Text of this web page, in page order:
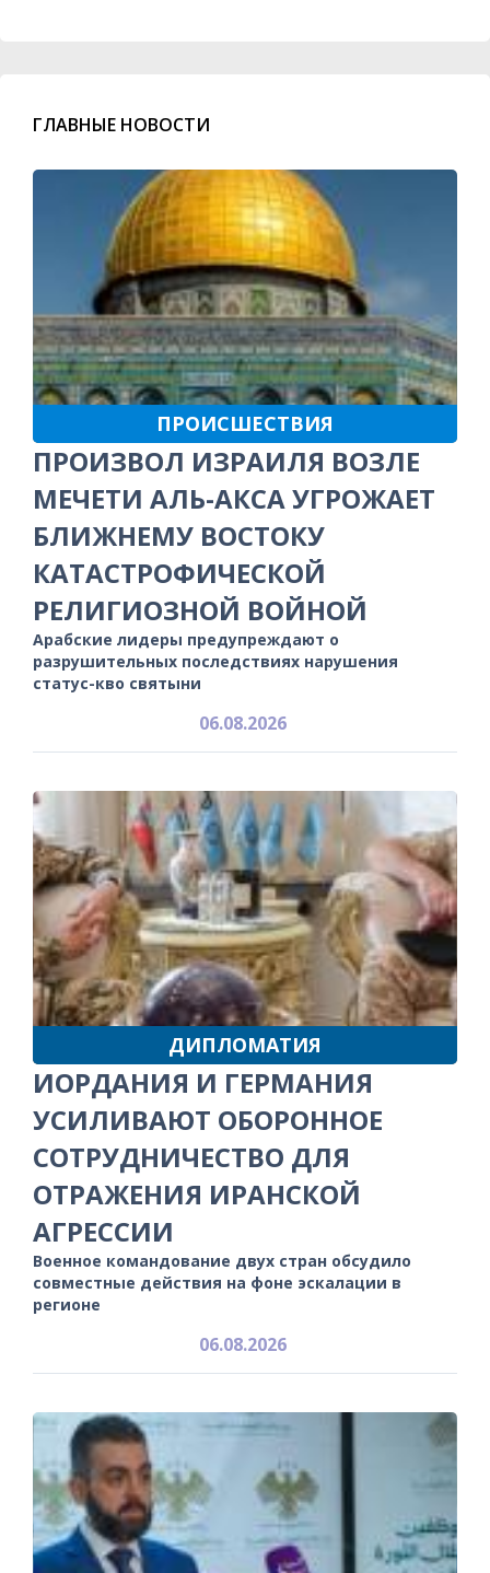
ГЛАВНЫЕ НОВОСТИ
ПРОИСШЕСТВИЯ
ПРОИЗВОЛ ИЗРАИЛЯ ВОЗЛЕ
МЕЧЕТИ АЛЬ-АКСА УГРОЖАЕТ
БЛИЖНЕМУ ВОСТОКУ
КАТАСТРОФИЧЕСКОЙ
РЕЛИГИОЗНОЙ ВОЙНОЙ
Арабские лидеры предупреждают о
разрушительных последствиях нарушения
статус-кво святыни
06.08.2026
ДИПЛОМАТИЯ
ИОРДАНИЯ И ГЕРМАНИЯ
УСИЛИВАЮТ ОБОРОННОЕ
СОТРУДНИЧЕСТВО ДЛЯ
ОТРАЖЕНИЯ ИРАНСКОЙ
АГРЕССИИ
Военное командование двух стран обсудило
совместные действия на фоне эскалации в
регионе
06.08.2026